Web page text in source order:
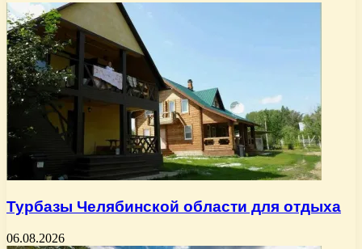
Турбазы Челябинской области для отдыха
06.08.2026